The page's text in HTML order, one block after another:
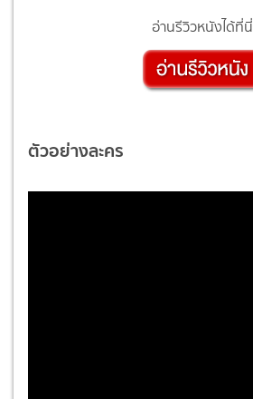
อ่านรีวิวหนังได้ที่นี่
ตัวอย่างละคร